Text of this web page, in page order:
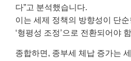
다”고 분석했습니다.
이는 세제 정책의 방향성이 단순
‘형평성 조정’으로 전환되어야
종합하면, 종부세 체납 증가는